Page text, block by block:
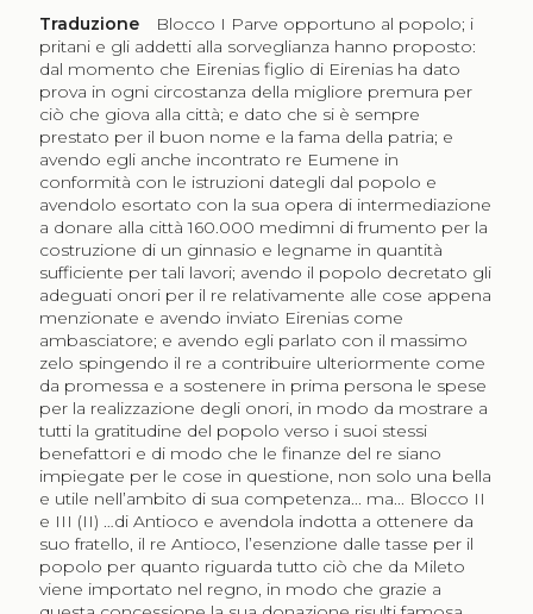
TraduzioneBlocco I Parve opportuno al popolo; i
pritani e gli addetti alla sorveglianza hanno proposto:
dal momento che Eirenias figlio di Eirenias ha dato
prova in ogni circostanza della migliore premura per
ciò che giova alla città; e dato che si è sempre
prestato per il buon nome e la fama della patria; e
avendo egli anche incontrato re Eumene in
conformità con le istruzioni dategli dal popolo e
avendolo esortato con la sua opera di intermediazione
a donare alla città 160.000 medimni di frumento per la
costruzione di un ginnasio e legname in quantità
sufficiente per tali lavori; avendo il popolo decretato gli
adeguati onori per il re relativamente alle cose appena
menzionate e avendo inviato Eirenias come
ambasciatore; e avendo egli parlato con il massimo
zelo spingendo il re a contribuire ulteriormente come
da promessa e a sostenere in prima persona le spese
per la realizzazione degli onori, in modo da mostrare a
tutti la gratitudine del popolo verso i suoi stessi
benefattori e di modo che le finanze del re siano
impiegate per le cose in questione, non solo una bella
e utile nell’ambito di sua competenza... ma... Blocco II
e III (II) …di Antioco e avendola indotta a ottenere da
suo fratello, il re Antioco, l’esenzione dalle tasse per il
popolo per quanto riguarda tutto ciò che da Mileto
viene importato nel regno, in modo che grazie a